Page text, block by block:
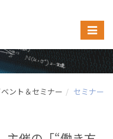
ント＆セミナー セミナー